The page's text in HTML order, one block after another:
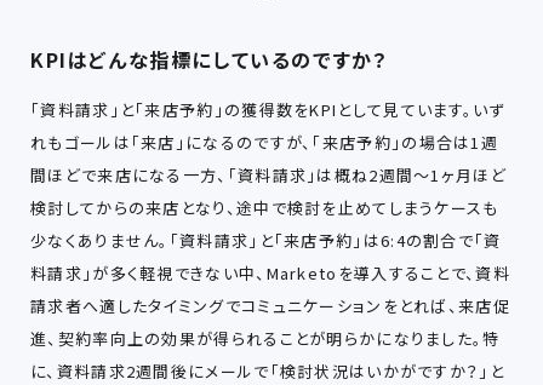
KPIはどんな指標にしているのですか？
「資料請求」と「来店予約」の獲得数をKPIとして見ています。いず
れもゴールは「来店」になるのですが、「来店予約」の場合は1週
間ほどで来店になる一方、「資料請求」は概ね2週間～1ヶ月ほど
検討してからの来店となり、途中で検討を止めてしまうケースも
少なくありません。「資料請求」と「来店予約」は6:4の割合で「資
料請求」が多く軽視できない中、Marketoを導入することで、資料
請求者へ適したタイミングでコミュニケーションをとれば、来店促
進、契約率向上の効果が得られることが明らかになりました。特
に、資料請求2週間後にメールで「検討状況はいかがですか？」と